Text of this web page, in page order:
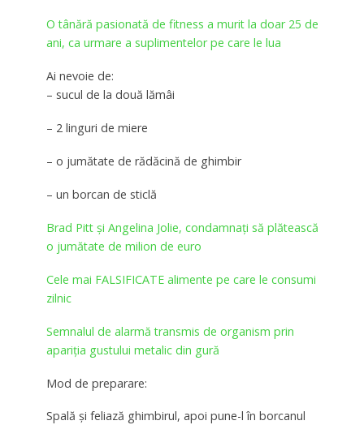
O tânără pasionată de fitness a murit la doar 25 de
ani, ca urmare a suplimentelor pe care le lua
Ai nevoie de:
– sucul de la două lămâi
– 2 linguri de miere
– o jumătate de rădăcină de ghimbir
– un borcan de sticlă
Brad Pitt și Angelina Jolie, condamnați să plătească
o jumătate de milion de euro
Cele mai FALSIFICATE alimente pe care le consumi
zilnic
Semnalul de alarmă transmis de organism prin
apariția gustului metalic din gură
Mod de preparare:
Spală și feliază ghimbirul, apoi pune-l în borcanul